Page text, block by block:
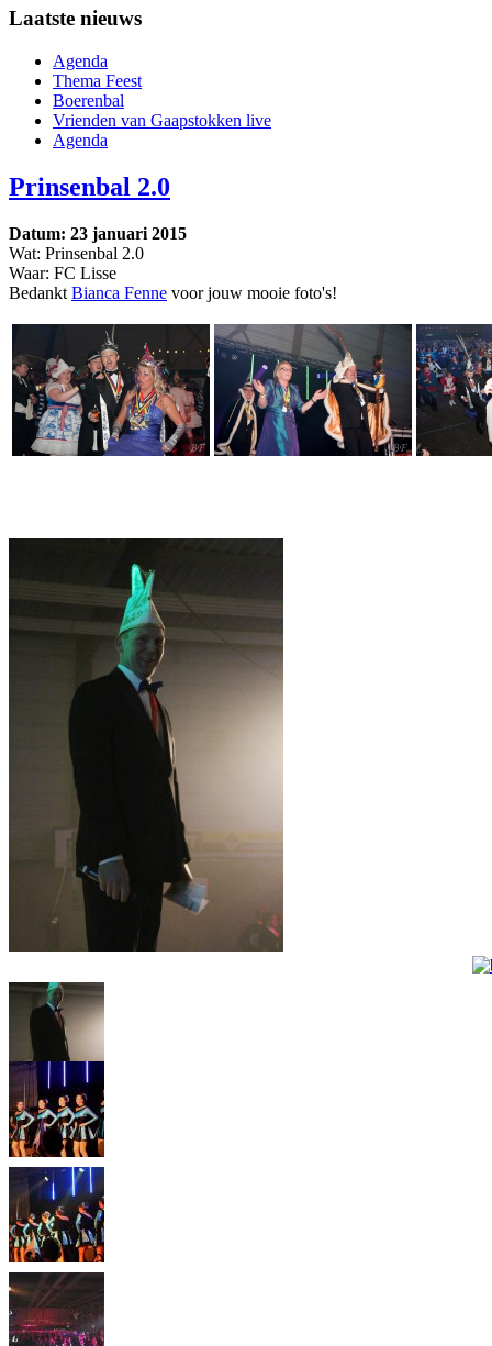
Laatste nieuws
Agenda
Thema Feest
Boerenbal
Vrienden van Gaapstokken live
Agenda
Prinsenbal 2.0
Datum: 23 januari 2015
Wat: Prinsenbal 2.0
Waar: FC Lisse
Bedankt Bianca Fenne voor jouw mooie foto's!